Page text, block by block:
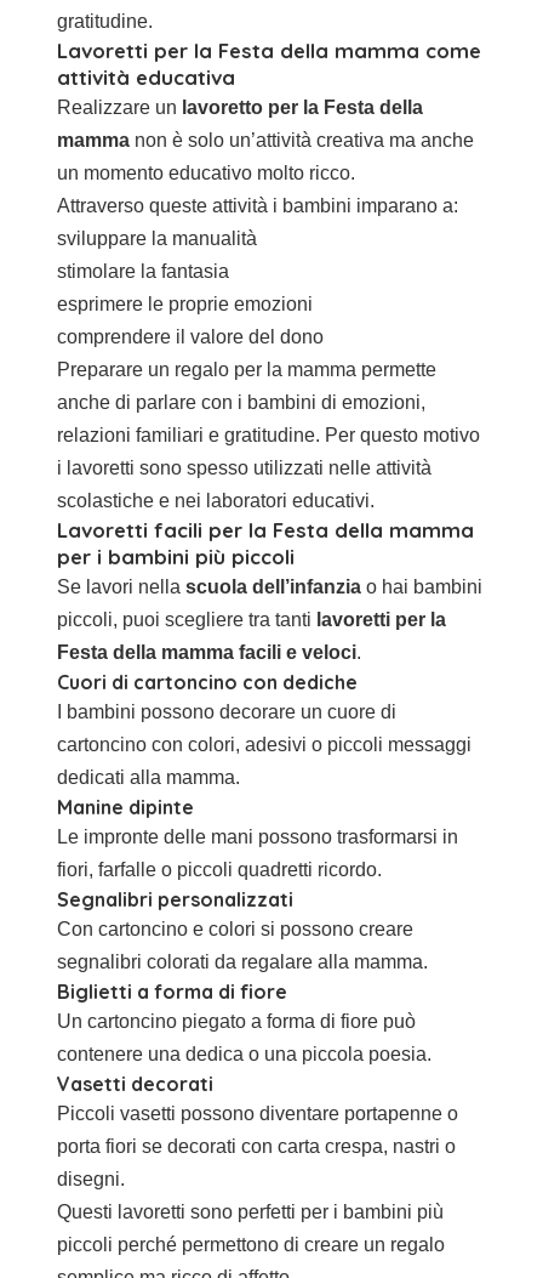
gratitudine.
Lavoretti per la Festa della mamma come
attività educativa
Realizzare un lavoretto per la Festa della
mamma non è solo un’attività creativa ma anche
un momento educativo molto ricco.
Attraverso queste attività i bambini imparano a:
sviluppare la manualità
stimolare la fantasia
esprimere le proprie emozioni
comprendere il valore del dono
Preparare un regalo per la mamma permette
anche di parlare con i bambini di emozioni,
relazioni familiari e gratitudine. Per questo motivo
i lavoretti sono spesso utilizzati nelle attività
scolastiche e nei laboratori educativi.
Lavoretti facili per la Festa della mamma
per i bambini più piccoli
Se lavori nella scuola dell’infanzia o hai bambini
piccoli, puoi scegliere tra tanti lavoretti per la
Festa della mamma facili e veloci.
Cuori di cartoncino con dediche
I bambini possono decorare un cuore di
cartoncino con colori, adesivi o piccoli messaggi
dedicati alla mamma.
Manine dipinte
Le impronte delle mani possono trasformarsi in
fiori, farfalle o piccoli quadretti ricordo.
Segnalibri personalizzati
Con cartoncino e colori si possono creare
segnalibri colorati da regalare alla mamma.
Biglietti a forma di fiore
Un cartoncino piegato a forma di fiore può
contenere una dedica o una piccola poesia.
Vasetti decorati
Piccoli vasetti possono diventare portapenne o
porta fiori se decorati con carta crespa, nastri o
disegni.
Questi lavoretti sono perfetti per i bambini più
piccoli perché permettono di creare un regalo